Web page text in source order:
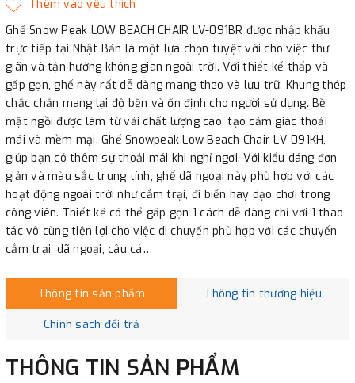
Ghế Snow Peak LOW BEACH CHAIR LV-091BR được nhập khẩu
trực tiếp tại Nhật Bản là một lựa chọn tuyệt vời cho việc thư
giãn và tận hưởng không gian ngoài trời. Với thiết kế thấp và
gấp gọn, ghế này rất dễ dàng mang theo và lưu trữ. Khung thép
chắc chắn mang lại độ bền và ổn định cho người sử dụng. Bề
mặt ngồi được làm từ vải chất lượng cao, tạo cảm giác thoải
mái và mềm mại. Ghế Snowpeak Low Beach Chair LV-091KH,
giúp bạn có thêm sự thoải mái khi nghỉ ngơi. Với kiểu dáng đơn
giản và màu sắc trung tính, ghế dã ngoại này phù hợp với các
hoạt động ngoài trời như cắm trại, đi biển hay dạo chơi trong
công viên. Thiết kế có thể gấp gọn 1 cách dễ dàng chỉ với 1 thao
tác vô cùng tiện lợi cho việc di chuyển phù hợp với các chuyến
cắm trại, dã ngoại, câu cá…
Thông tin sản phẩm Thông tin thương hiệu
Chính sách đổi trả
THÔNG TIN SẢN PHẨM